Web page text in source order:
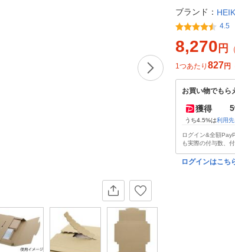
ブランド：
4.5
8,270 円
1つあたり 827円
お買い物でもら
獲得 5
うち4.5%は利用
ログイン&全額
も実際の付与数、
ログインはこち